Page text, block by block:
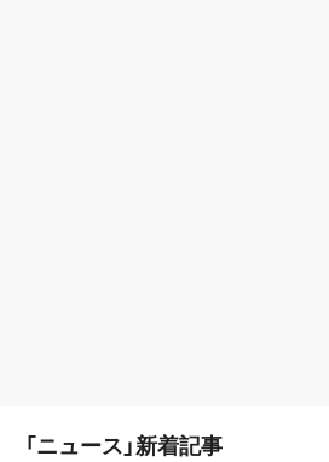
「ニュース」新着記事